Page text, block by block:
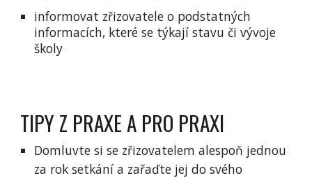
informovat zřizovatele o podstatných
informacích, které se týkají stavu či vývoje
školy
TIPY Z PRAXE A PRO PRAXI
Domluvte si se zřizovatelem alespoň jednou
za rok setkání a zařaďte jej do svého